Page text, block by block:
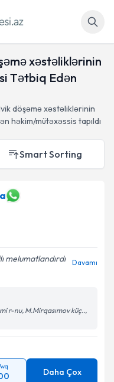
xəstəliklərinin
Tətbiq Edən
döşəmə xəstəliklərinin
həkim/mütəxəssis tapıldı
Smart Sorting
melumatlandırdı
Davamı
r-nu, M.Mirqasımov küç..,
Daha Çox